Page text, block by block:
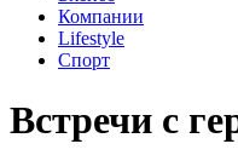
Компании
Lifestyle
Спорт
Встречи с